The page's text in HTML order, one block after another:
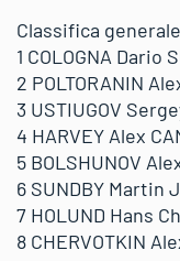
Classifica
1 COLOGNA Dario
2 POLTORANIN
3 USTIUGOV
4 HARVEY Alex
5 BOLSHUNOV
6 SUNDBY Martin
7 HOLUND Hans
8 CHERVOTKIN